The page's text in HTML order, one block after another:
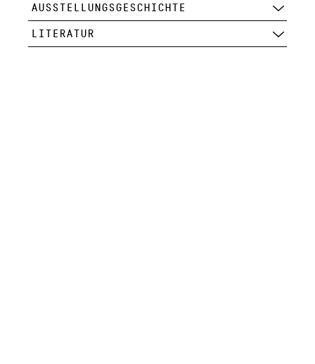
AUSSTELLUNGSGESCHICHTE
LITERATUR